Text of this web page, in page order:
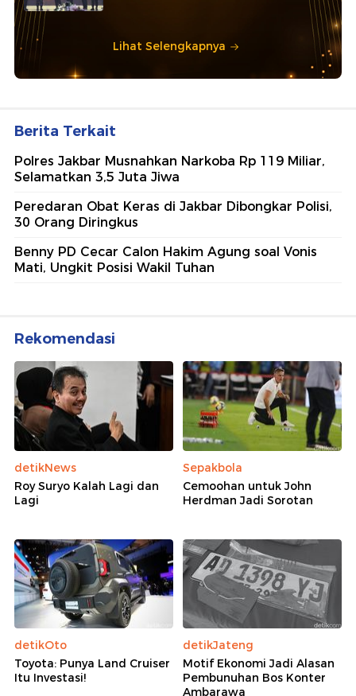
Lihat Selengkapnya
Berita Terkait
Polres Jakbar Musnahkan Narkoba Rp 119 Miliar,
Selamatkan 3,5 Juta Jiwa
Peredaran Obat Keras di Jakbar Dibongkar Polisi,
30 Orang Diringkus
Benny PD Cecar Calon Hakim Agung soal Vonis
Mati, Ungkit Posisi Wakil Tuhan
Rekomendasi
detikNews
Roy Suryo Kalah Lagi dan
Lagi
Sepakbola
Cemoohan untuk John
Herdman Jadi Sorotan
detikOto
Toyota: Punya Land Cruiser
Itu Investasi!
detikJateng
Motif Ekonomi Jadi Alasan
Pembunuhan Bos Konter
Ambarawa